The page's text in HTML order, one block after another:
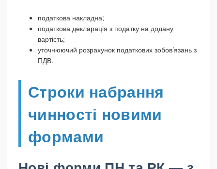
податкова накладна;
податкова декларація з податку на додану
вартість;
уточнюючий розрахунок податкових зобов’язань з
ПДВ.
Строки набрання
чинності новими
формами